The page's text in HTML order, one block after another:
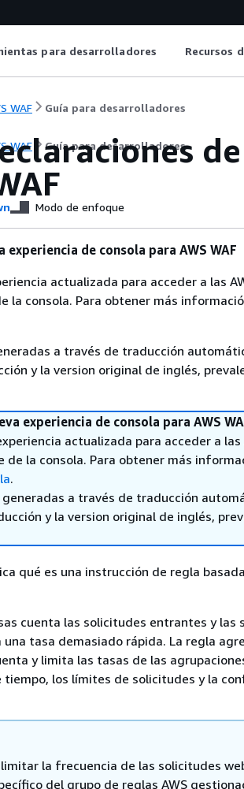
para desarrolladores Recursos
WAF Guía para desarrolladores
WAF Guía para desarrolladores
Modo de enfoque
experiencia de consola para AWS WAF
actualizada para acceder a las
la consola. Para obtener más
a través de traducción
y la version original de inglés,
experiencia de consola para AWS
actualizada para acceder a las
de la consola. Para obtener más
.
a través de traducción
y la version original de inglés,
qué es una instrucción de regla
cuenta las solicitudes entrantes y las
tasa demasiado rápida. La regla
y limita las tasas de las
los límites de solicitudes y la
la frecuencia de las solicitudes
del grupo de reglas AWS